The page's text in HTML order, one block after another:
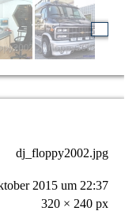
dj_floppy2002.jpg
2015 um 22:37
320 × 240 px